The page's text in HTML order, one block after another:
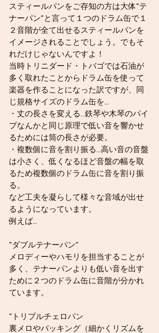
スティールパンをご存知の方は大体”テ
ナーパン”と言って１つのドラム缶で１
２音階が全て出せるスティールパンを
イメージされることでしょう。でもそ
れだけじゃないんですよ！
当時トリニダード・トバゴでは石油が
多く取れたことからドラム缶を使って
楽器を作ることになった訳ですが、同
じ規格サイズのドラム缶を...
・丈の長さを変える...鉄琴や木琴のパイ
プなんかと同じ原理で低い音を響かせ
るためには筒の長さが必要。
・複数個に音を割り振る...高い音の音盤
は小さく、低くなるほど音盤の幅を取
るため複数個のドラム缶に音を割り振
る。
など工夫を凝らして様々な音域が出せ
るようになっています。
例えば...
”ダブルテナーパン”
メロディーやハモリを担当することが
多く、テナーパンよりも低い音を出す
ために２つのドラム缶に音階が分かれ
ています。
”トリプルチェロパン
裏メロやバッキング（細かくリズムを